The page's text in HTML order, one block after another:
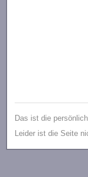
Das ist die
Leider ist die Seite